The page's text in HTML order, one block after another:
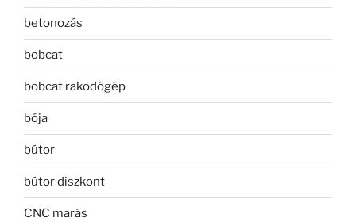
betonozás
bobcat
bobcat rakodógép
bója
bútor
bútor diszkont
CNC marás